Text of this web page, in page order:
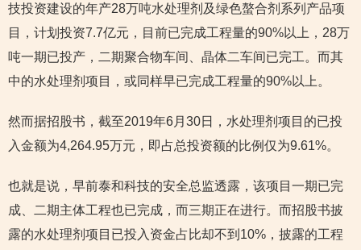
技投资建设的年产28万吨水处理剂及绿色螯合剂系列产品项
目，计划投资7.7亿元，目前已完成工程量的90%以上，28万
吨一期已投产，二期聚合物车间、晶体二车间已完工。而其
中的水处理剂项目，或同样早已完成工程量的90%以上。
然而据招股书，截至2019年6月30日，水处理剂项目的已投
入金额为4,264.95万元，即占总投资额的比例仅为9.61%。
也就是说，早前泰和科技的安全总监透露，该项目一期已完
成、二期主体工程也已完成，而三期正在进行。而招股书披
露的水处理剂项目已投入资金占比却不到10%，披露的工程